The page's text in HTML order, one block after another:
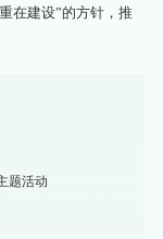
在建设”的方针，推
题活动